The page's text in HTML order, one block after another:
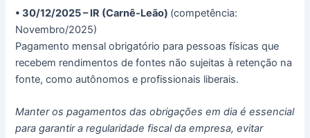
• 30/12/2025 – IR (Carnê-Leão) (competência:
Novembro/2025)
Pagamento mensal obrigatório para pessoas físicas que
recebem rendimentos de fontes não sujeitas à retenção na
fonte, como autônomos e profissionais liberais.
Manter os pagamentos das obrigações em dia é essencial
para garantir a regularidade fiscal da empresa, evitar